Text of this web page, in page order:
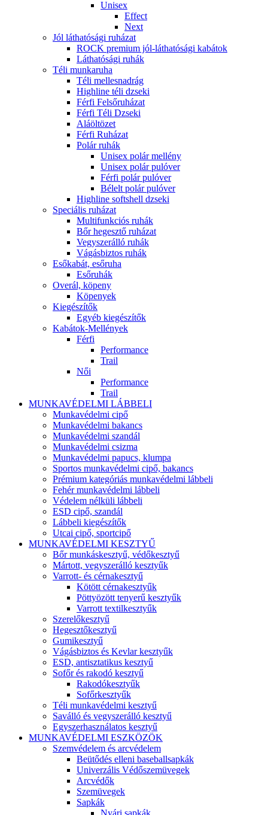
Unisex
Effect
Next
Jól láthatósági ruházat
ROCK premium jól-láthatósági kabátok
Láthatósági ruhák
Téli munkaruha
Téli mellesnadrág
Highline téli dzseki
Férfi Felsőruházat
Férfi Téli Dzseki
Aláöltözet
Férfi Ruházat
Polár ruhák
Unisex polár mellény
Unisex polár pulóver
Férfi polár pulóver
Bélelt polár pulóver
Highline softshell dzseki
Speciális ruházat
Multifunkciós ruhák
Bőr hegesztő ruházat
Vegyszerálló ruhák
Vágásbiztos ruhák
Esőkabát, esőruha
Esőruhák
Overál, köpeny
Köpenyek
Kiegészítők
Egyéb kiegészítők
Kabátok-Mellények
Férfi
Performance
Trail
Női
Performance
Trail
MUNKAVÉDELMI LÁBBELI
Munkavédelmi cipő
Munkavédelmi bakancs
Munkavédelmi szandál
Munkavédelmi csizma
Munkavédelmi papucs, klumpa
Sportos munkavédelmi cipő, bakancs
Prémium kategóriás munkavédelmi lábbeli
Fehér munkavédelmi lábbeli
Védelem nélküli lábbeli
ESD cipő, szandál
Lábbeli kiegészítők
Utcai cipő, sportcipő
MUNKAVÉDELMI KESZTYŰ
Bőr munkáskesztyű, védőkesztyű
Mártott, vegyszerálló kesztyűk
Varrott- és cérnakesztyű
Kötött cérnakesztyűk
Pöttyözött tenyerű kesztyűk
Varrott textilkesztyűk
Szerelőkesztyű
Hegesztőkesztyű
Gumikesztyű
Vágásbiztos és Kevlar kesztyűk
ESD, antisztatikus kesztyű
Sofőr és rakodó kesztyű
Rakodókesztyűk
Sofőrkesztyűk
Téli munkavédelmi kesztyű
Saválló és vegyszerálló kesztyű
Egyszerhasználatos kesztyű
MUNKAVÉDELMI ESZKÖZÖK
Szemvédelem és arcvédelem
Beütődés elleni baseballsapkák
Univerzális Védőszemüvegek
Arcvédők
Szemüvegek
Sapkák